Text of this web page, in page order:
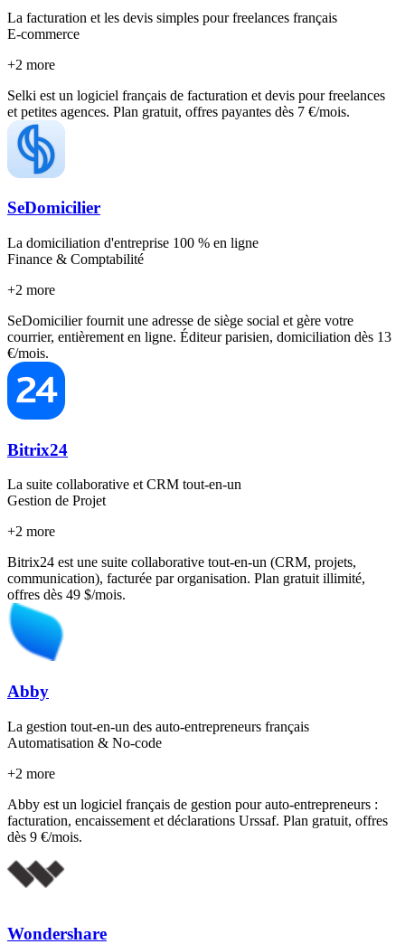
La facturation et les devis simples pour freelances français
E-commerce
+2 more
Selki est un logiciel français de facturation et devis pour freelances
et petites agences. Plan gratuit, offres payantes dès 7 €/mois.
SeDomicilier
La domiciliation d'entreprise 100 % en ligne
Finance & Comptabilité
+2 more
SeDomicilier fournit une adresse de siège social et gère votre
courrier, entièrement en ligne. Éditeur parisien, domiciliation dès 13
€/mois.
Bitrix24
La suite collaborative et CRM tout-en-un
Gestion de Projet
+2 more
Bitrix24 est une suite collaborative tout-en-un (CRM, projets,
communication), facturée par organisation. Plan gratuit illimité,
offres dès 49 $/mois.
Abby
La gestion tout-en-un des auto-entrepreneurs français
Automatisation & No-code
+2 more
Abby est un logiciel français de gestion pour auto-entrepreneurs :
facturation, encaissement et déclarations Urssaf. Plan gratuit, offres
dès 9 €/mois.
Wondershare